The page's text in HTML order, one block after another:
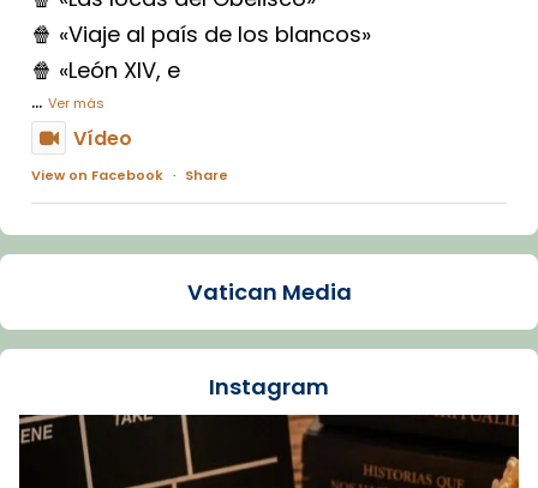
🍿 «Viaje al país de los blancos»
🍿 «León XIV, e
... Ver más
Vídeo
View on Facebook · Share
Arquebisbat de Barcelona
La Carmina va patir depressió. Fa gairebé
dos mesos, a l'Estadi Lluís Companys, la
Recupera l'entrevista comp
Vatican
tican News 👇
Vatican Media
Instagram